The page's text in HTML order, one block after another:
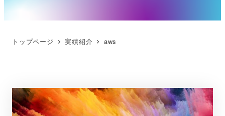
トップページ 実績紹介 aws